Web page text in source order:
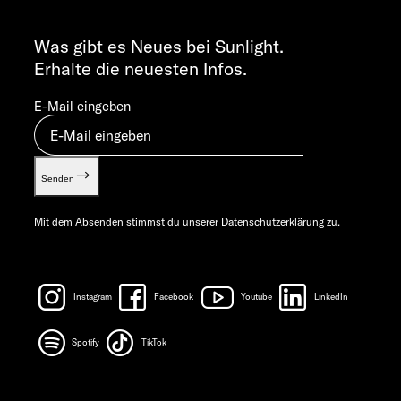
info@sunlight.de
Gewichts­informationen
Let’s play!
Was gibt es Neues bei Sunlight.
Erhalte die neuesten Infos.
E-Mail eingeben
Senden
Mit dem Absenden stimmst du unserer Datenschutzerklärung zu.
Instagram Facebook Youtube LinkedIn
Spotify TikTok